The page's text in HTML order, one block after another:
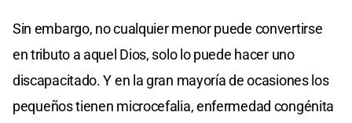
Sin embargo, no cualquier menor puede convertirse
en tributo a aquel Dios, solo lo puede hacer uno
discapacitado. Y en la gran mayoría de ocasiones los
pequeños tienen microcefalia, enfermedad congénita